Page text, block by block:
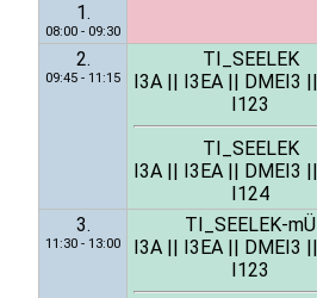
1.
08:00 - 09:30
2.
09:45 - 11:15
TI_SEELEK
I3A
I3EA DMEI3
I123
TI_SEELEK
I3A
I3EA DMEI3
I124
3.
11:30 - 13:00
TI_SEELEK-mÜ
I3A
I3EA DMEI3
I123